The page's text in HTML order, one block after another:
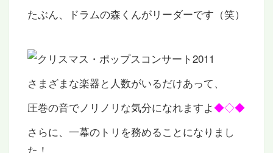
たぶん、ドラムの森くんがリーダーです（笑）
さまざまな楽器と人数がいるだけあって、
圧巻の音でノリノリな気分になれますよ◆◇◆
さらに、一幕のトリを務めることになりまし
た！